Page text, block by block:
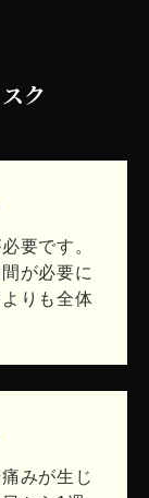
ク
要です。
が必要に
りも全体
みが生じ